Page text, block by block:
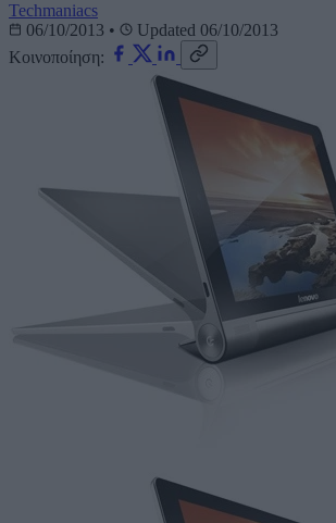
Techmaniacs
06/10/2013 •
Updated 06/10/2013
Κοινοποίηση: